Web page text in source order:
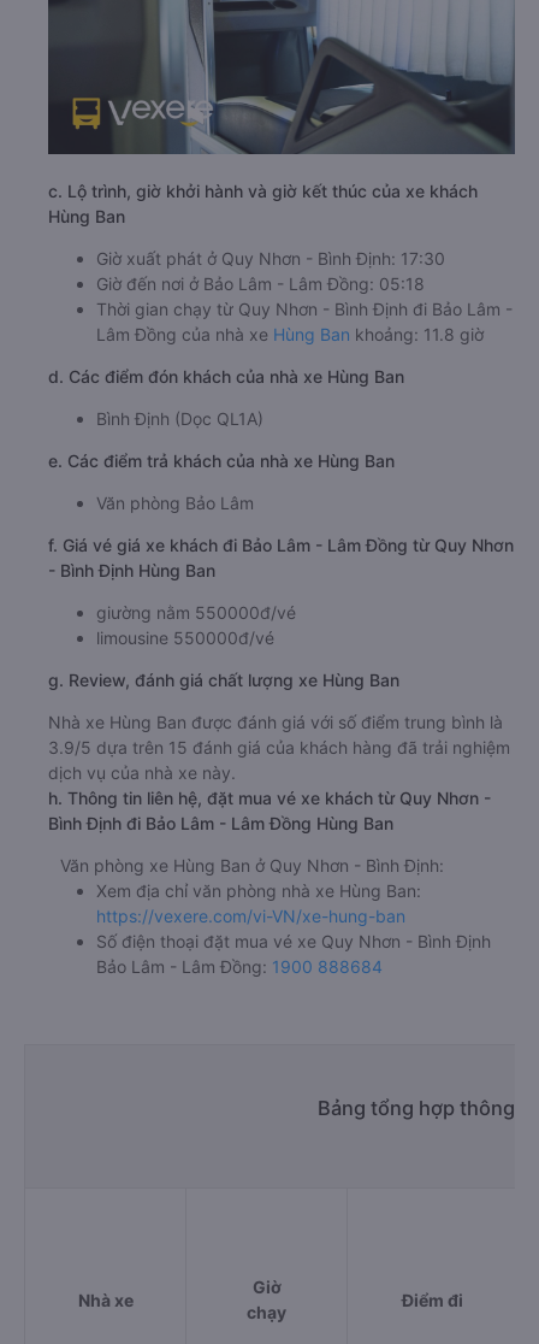
c. Lộ trình, giờ khởi hành và giờ kết thúc của xe khách
Hùng Ban
Giờ xuất phát ở Quy Nhơn - Bình Định: 17:30
Giờ đến nơi ở Bảo Lâm - Lâm Đồng: 05:18
Thời gian chạy từ Quy Nhơn - Bình Định đi Bảo Lâm -
Lâm Đồng của nhà xe Hùng Ban khoảng: 11.8 giờ
d. Các điểm đón khách của nhà xe Hùng Ban
Bình Định (Dọc QL1A)
e. Các điểm trả khách của nhà xe Hùng Ban
Văn phòng Bảo Lâm
f. Giá vé giá xe khách đi Bảo Lâm - Lâm Đồng từ Quy Nhơn
- Bình Định Hùng Ban
giường nằm 550000đ/vé
limousine 550000đ/vé
g. Review, đánh giá chất lượng xe Hùng Ban
Nhà xe Hùng Ban được đánh giá với số điểm trung bình là
3.9/5 dựa trên 15 đánh giá của khách hàng đã trải nghiệm
dịch vụ của nhà xe này.
h. Thông tin liên hệ, đặt mua vé xe khách từ Quy Nhơn -
Bình Định đi Bảo Lâm - Lâm Đồng Hùng Ban
Văn phòng xe Hùng Ban ở Quy Nhơn - Bình Định:
Xem địa chỉ văn phòng nhà xe Hùng Ban:
https://vexere.com/vi-VN/xe-hung-ban
Số điện thoại đặt mua vé xe Quy Nhơn - Bình Định
Bảo Lâm - Lâm Đồng: 1900 888684
Bảng tổng hợp thông
Nhà xe
Giờ
chạy
Điểm đi